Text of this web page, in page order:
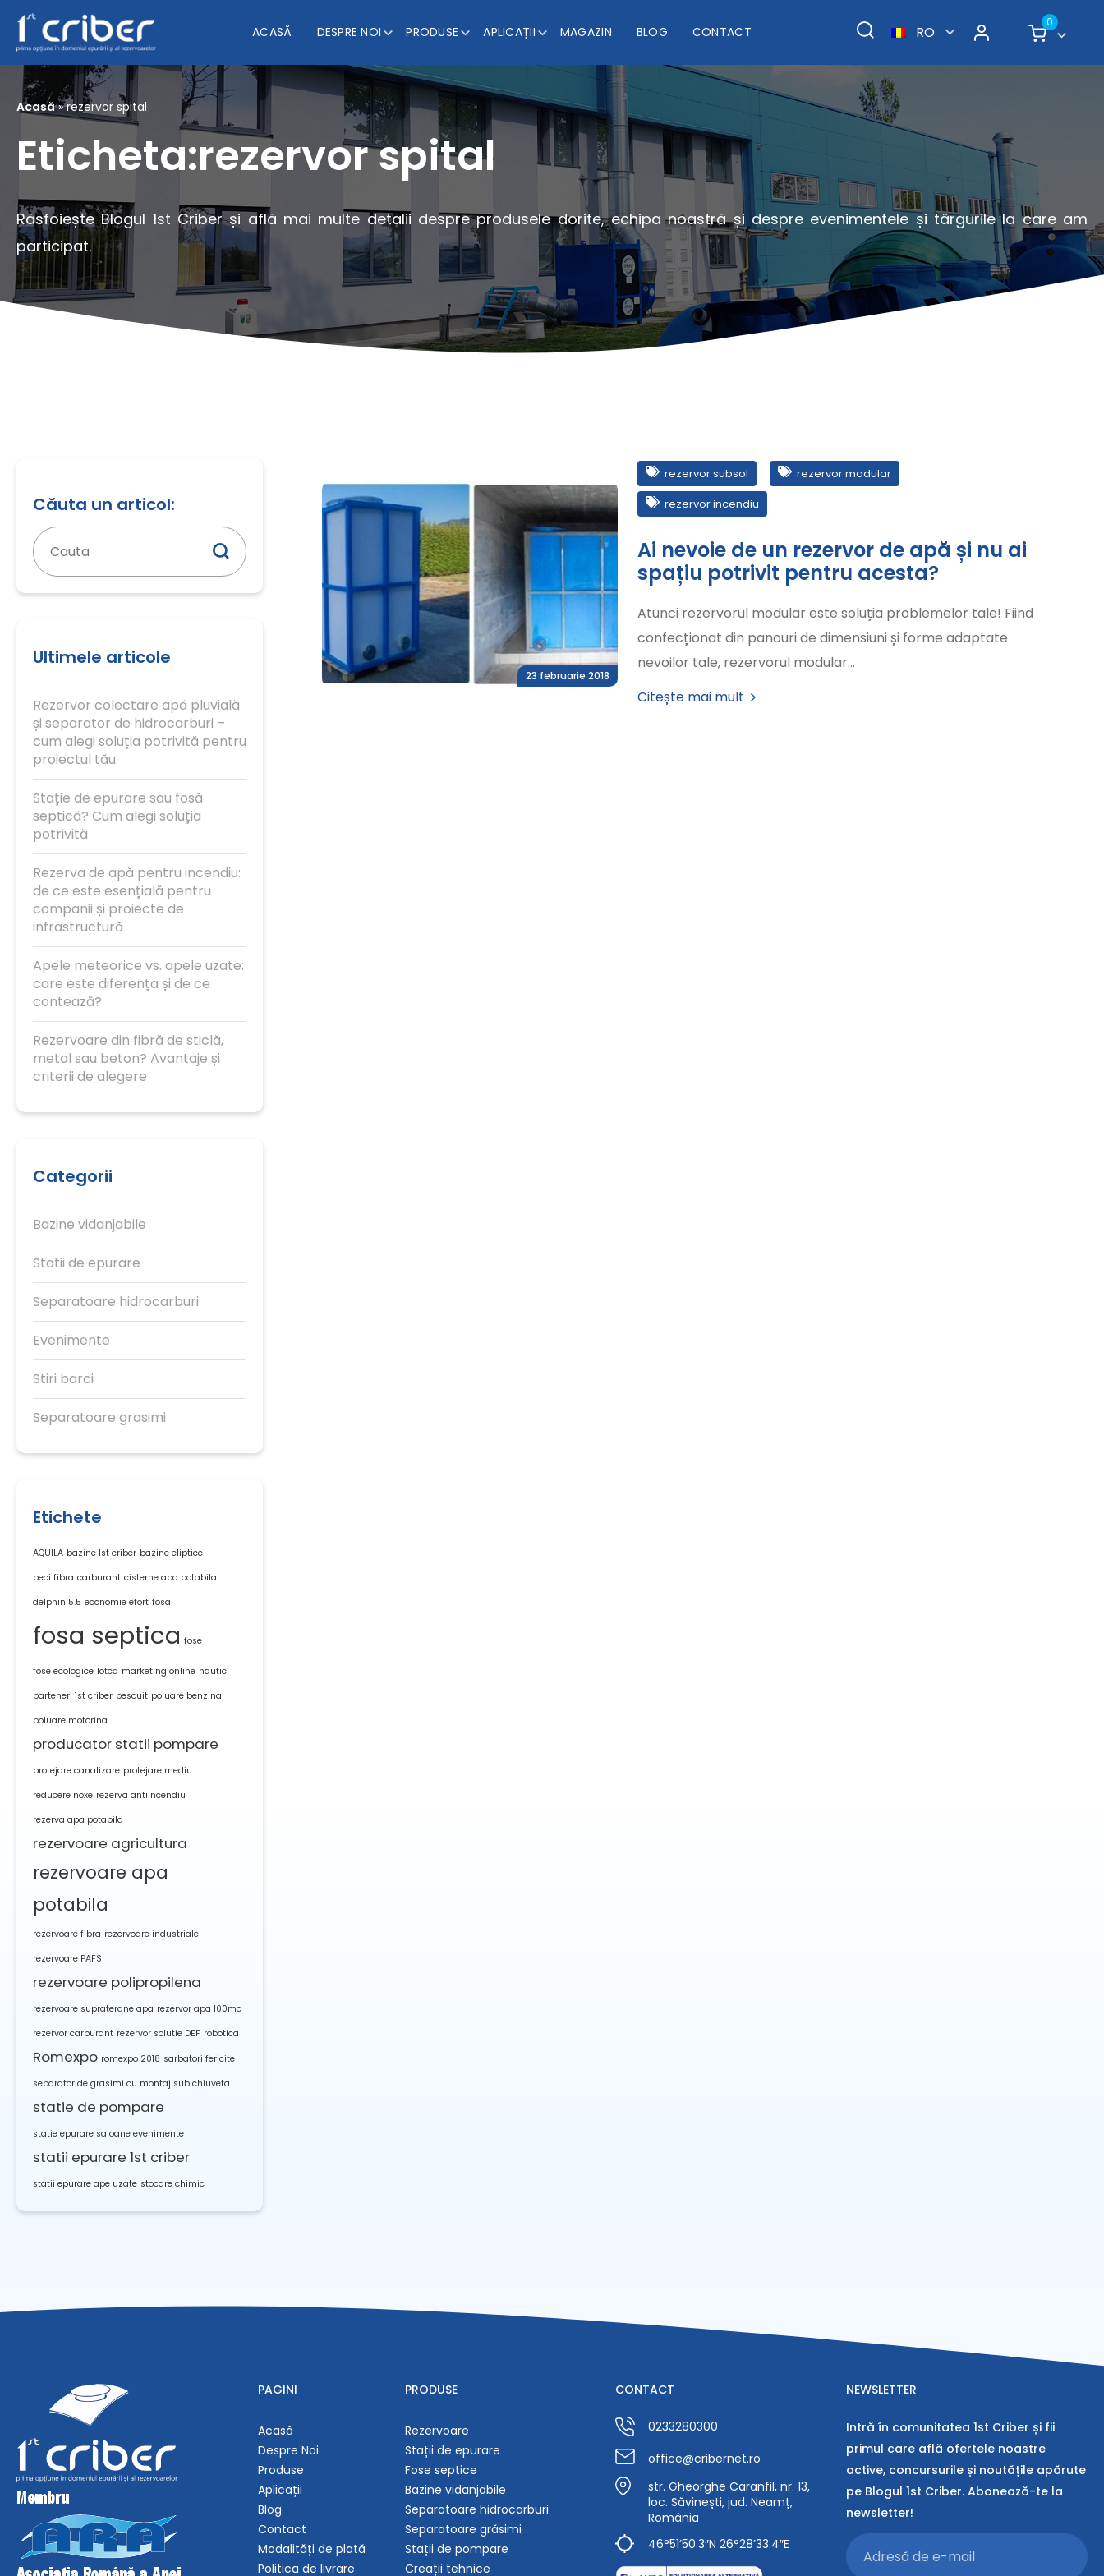
ACASĂ DESPRE NOI PRODUSE APLICAȚII MAGAZIN BLOG CONTACT RO
0
Acasă»rezervor spital
Eticheta:rezervor spital
Răsfoiește Blogul 1st Criber și află mai multe detalii despre produsele dorite, echipa noastră și despre evenimentele și târgurile la care am
participat.
Căuta un articol:
Caută
după:
Ultimele articole
Rezervor colectare apă pluvială
și separator de hidrocarburi –
cum alegi soluția potrivită pentru
proiectul tău
Stație de epurare sau fosă
septică? Cum alegi soluția
potrivită
Rezerva de apă pentru incendiu:
de ce este esențială pentru
companii și proiecte de
infrastructură
Apele meteorice vs. apele uzate:
care este diferența și de ce
contează?
Rezervoare din fibră de sticlă,
metal sau beton? Avantaje și
criterii de alegere
Categorii
Bazine vidanjabile
Statii de epurare
Separatoare hidrocarburi
Evenimente
Stiri barci
Separatoare grasimi
Etichete
AQUILA bazine 1st criber bazine eliptice
beci fibra carburant cisterne apa potabila
delphin 5.5 economie efort fosa
fosa septica fose
fose ecologice lotca marketing online nautic
parteneri 1st criber pescuit poluare benzina
poluare motorina
producator statii pompare
protejare canalizare protejare mediu
reducere noxe rezerva antiincendiu
rezerva apa potabila
rezervoare agricultura
rezervoare apa
potabila
rezervoare fibra rezervoare industriale
rezervoare PAFS
rezervoare polipropilena
rezervoare supraterane apa rezervor apa 100mc
rezervor carburant rezervor solutie DEF robotica
Romexpo romexpo 2018 sarbatori fericite
separator de grasimi cu montaj sub chiuveta
statie de pompare
statie epurare saloane evenimente
statii epurare 1st criber
statii epurare ape uzate stocare chimic
23 februarie 2018
rezervor subsol
rezervor modular
rezervor incendiu
Ai nevoie de un rezervor de apă și nu ai
spațiu potrivit pentru acesta?
Atunci rezervorul modular este soluția problemelor tale! Fiind
confecționat din panouri de dimensiuni și forme adaptate
nevoilor tale, rezervorul modular…
Citește mai mult
PAGINI
Acasă
Despre Noi
Produse
Aplicații
Blog
Contact
Modalități de plată
Politica de livrare
PRODUSE
Rezervoare
Stații de epurare
Fose septice
Bazine vidanjabile
Separatoare hidrocarburi
Separatoare grăsimi
Stații de pompare
Creații tehnice
CONTACT
0233280300
office@cribernet.ro
str. Gheorghe Caranfil, nr. 13,
loc. Săvinești, jud. Neamț,
România
46°51’50.3″N 26°28’33.4″E
NEWSLETTER
Intră în comunitatea 1st Criber și fii
primul care află ofertele noastre
active, concursurile și noutățile apărute
pe Blogul 1st Criber. Abonează-te la
newsletter!